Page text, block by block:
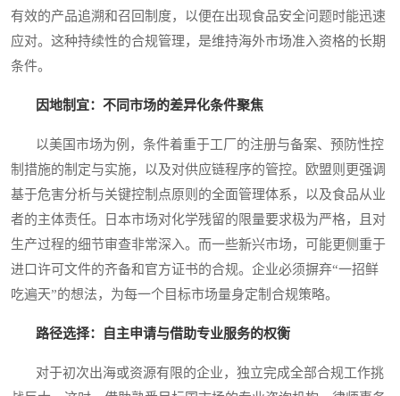
有效的产品追溯和召回制度，以便在出现食品安全问题时能迅速
应对。这种持续性的合规管理，是维持海外市场准入资格的长期
条件。
因地制宜：不同市场的差异化条件聚焦
以美国市场为例，条件着重于工厂的注册与备案、预防性控
制措施的制定与实施，以及对供应链程序的管控。欧盟则更强调
基于危害分析与关键控制点原则的全面管理体系，以及食品从业
者的主体责任。日本市场对化学残留的限量要求极为严格，且对
生产过程的细节审查非常深入。而一些新兴市场，可能更侧重于
进口许可文件的齐备和官方证书的合规。企业必须摒弃“一招鲜
吃遍天”的想法，为每一个目标市场量身定制合规策略。
路径选择：自主申请与借助专业服务的权衡
对于初次出海或资源有限的企业，独立完成全部合规工作挑